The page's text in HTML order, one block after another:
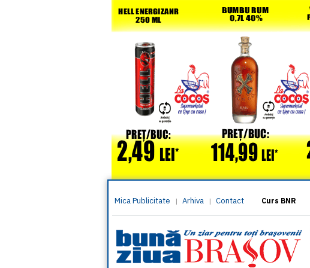
Mica Publicitate | Arhiva | Contact Curs BNR